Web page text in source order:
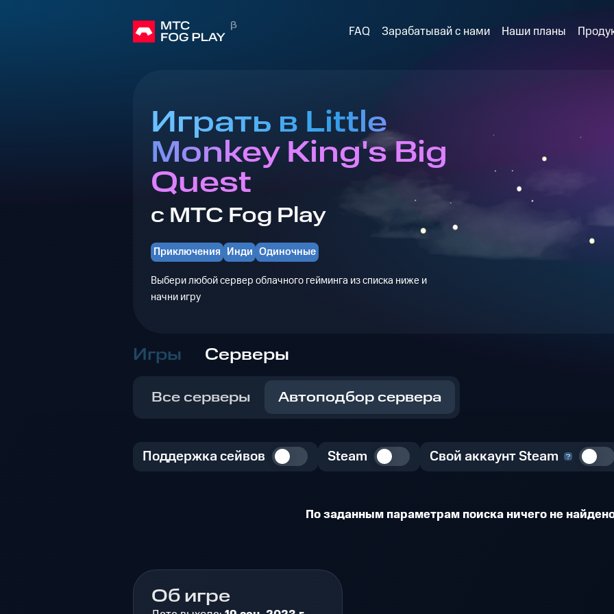
FAQ Зарабатывай с нами Наши планы
Играть в Little
Monkey King's Big
Quest
с МТС Fog Play
Приключения Инди Одиночные
Выбери любой сервер облачного гейминга из списка ниже и
начни игру
Игры Серверы
Все серверы Автоподбор сервера
Поддержка сейвов Steam Свой аккаунт Steam
По заданным параметрам поиска ничего не
Об игре